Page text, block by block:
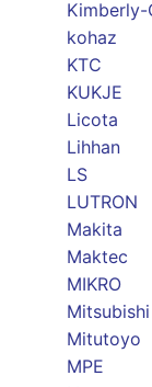
Kimberly-
kohaz
KTC
KUKJE
Licota
Lihhan
LS
LUTRON
Makita
Maktec
MIKRO
Mitsubishi
Mitutoyo
MPE